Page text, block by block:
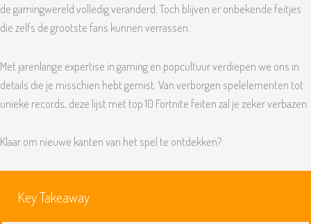
de gamingwereld volledig veranderd. Toch blijven er onbekende feitjes
die zelfs de grootste fans kunnen verrassen.
Met jarenlange expertise in gaming en popcultuur verdiepen we ons in
details die je misschien hebt gemist. Van verborgen spelelementen tot
unieke records, deze lijst met top 10 Fortnite feiten zal je zeker verbazen.
Klaar om nieuwe kanten van het spel te ontdekken?
Key Takeaway